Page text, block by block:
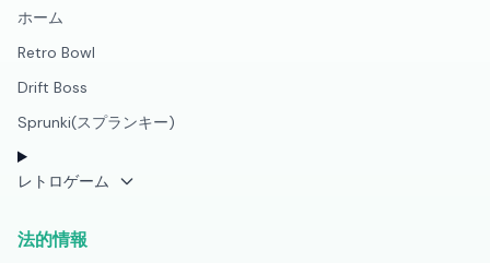
ホーム
Retro Bowl
Drift Boss
Sprunki(スプランキー)
レトロゲーム
法的情報